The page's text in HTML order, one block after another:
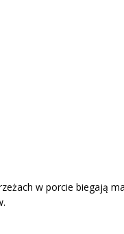
w porcie biegają